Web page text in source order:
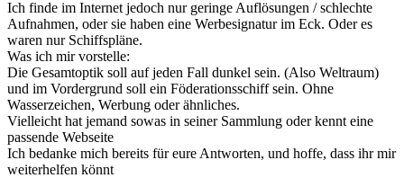
Ich finde im Internet jedoch nur geringe Auflösungen / schlechte
Aufnahmen, oder sie haben eine Werbesignatur im Eck. Oder es
waren nur Schiffspläne.
Was ich mir vorstelle:
Die Gesamtoptik soll auf jeden Fall dunkel sein. (Also Weltraum)
und im Vordergrund soll ein Föderationsschiff sein. Ohne
Wasserzeichen, Werbung oder ähnliches.
Vielleicht hat jemand sowas in seiner Sammlung oder kennt eine
passende Webseite
Ich bedanke mich bereits für eure Antworten, und hoffe, dass ihr mir
weiterhelfen könnt